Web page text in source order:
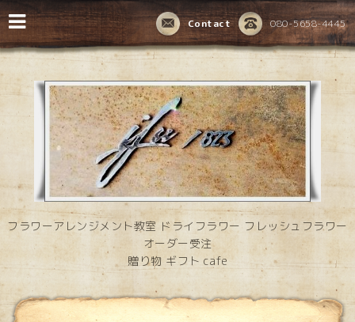
080-5658-4445
Contact
フラワーアレンジメント教室 ドライフラワー フレッシュフラワー
オーダー受注
贈り物 ギフト cafe